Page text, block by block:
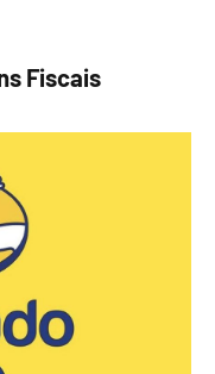
Fiscais